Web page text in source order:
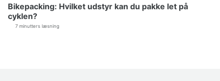
Bikepacking: Hvilket udstyr kan du pakke let på
cyklen?
7 minutters læsning